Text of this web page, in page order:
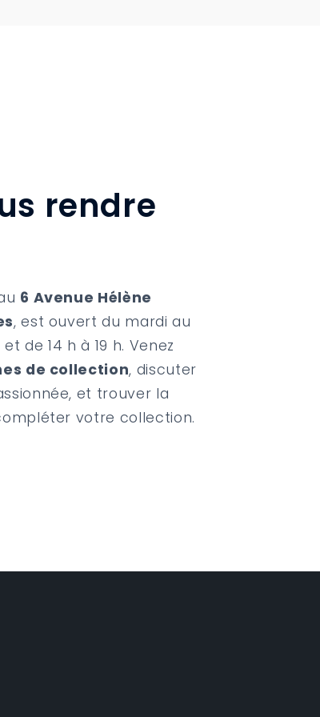
rendre
6 Avenue Hélène
, est ouvert du mardi au
de 14 h à 19 h. Venez
de collection, discuter
et trouver la
votre collection.